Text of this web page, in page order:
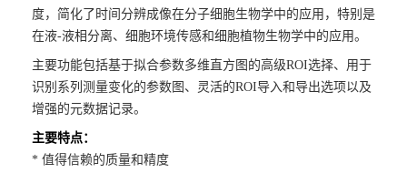
度，简化了时间分辨成像在分子细胞生物学中的应用，特别是
在液-液相分离、细胞环境传感和细胞植物生物学中的应用。
主要功能包括基于拟合参数多维直方图的高级ROI选择、用于
识别系列测量变化的参数图、灵活的ROI导入和导出选项以及
增强的元数据记录。
主要特点：
* 值得信赖的质量和精度